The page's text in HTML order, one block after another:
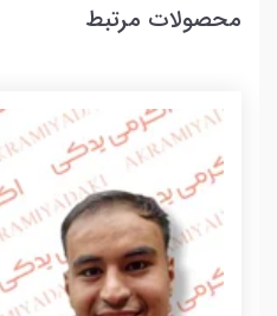
محصولات مرتبط